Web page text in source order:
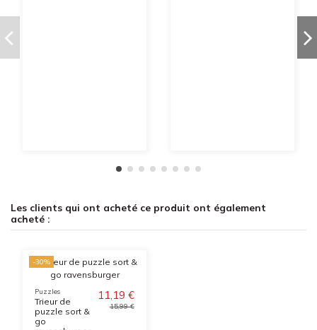
Les clients qui ont acheté ce produit ont également
acheté :
-30%
Puzzles
Trieur de
puzzle sort &
go
11,19 €
15,99 €